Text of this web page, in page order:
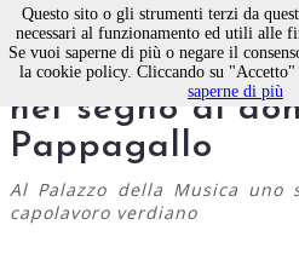
Una Traviata
nel segno di
Pappagallo
Al Palazzo della Musica uno
capolavoro verdiano
Questo sito o gli strumenti terzi da
necessari al funzionamento ed utili alle
Se vuoi saperne di più o negare il
la cookie policy. Cliccando su "Accetto"
saperne di più